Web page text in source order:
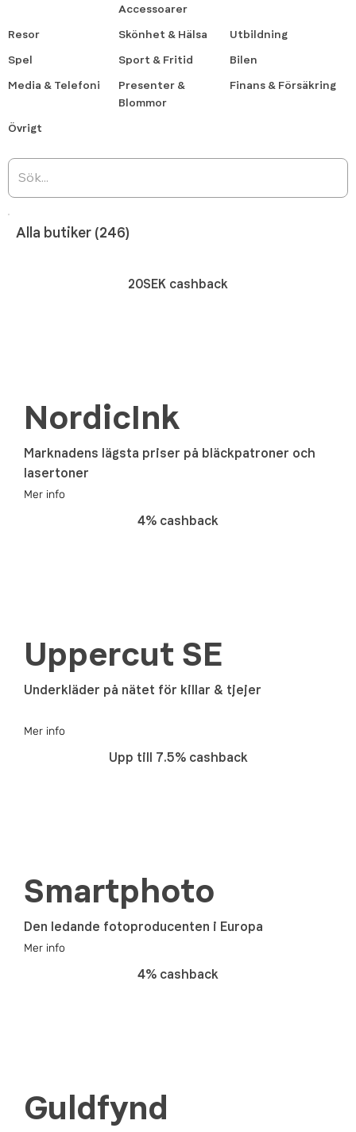
Accessoarer
Resor Skönhet & Hälsa
Utbildning
Spel
Sport & Fritid
Bilen
Media & Telefoni
Presenter &
Blommor
Finans & Försäkring
Övrigt
Alla butiker (246)
20SEK cashback
NordicInk
Marknadens lägsta priser på bläckpatroner och
lasertoner
Mer info
4% cashback
Uppercut SE
Underkläder på nätet för killar & tjejer
Mer info
Upp till 7.5% cashback
Smartphoto
Den ledande fotoproducenten i Europa
Mer info
4% cashback
Guldfynd